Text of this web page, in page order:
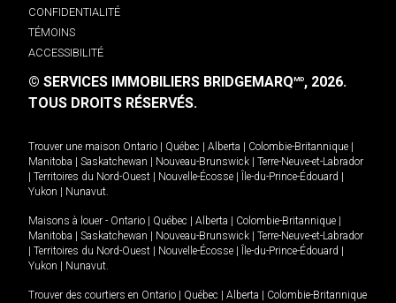
CONFIDENTIALITÉ
TÉMOINS
ACCESSIBILITÉ
© SERVICES IMMOBILIERS BRIDGEMARQMD, 2026.
TOUS DROITS RÉSERVÉS.
Trouver une maison Ontario Québec Alberta Colombie-Britannique
Manitoba
Saskatchewan Nouveau-Brunswick
Terre-Neuve-et-Labrador
Territoires du Nord-Ouest Nouvelle-Écosse Île-du-Prince-Édouard
Yukon
Nunavut.
Maisons à louer - Ontario Québec Alberta Colombie-Britannique
Manitoba
Saskatchewan Nouveau-Brunswick
Terre-Neuve-et-Labrador
Territoires du Nord-Ouest Nouvelle-Écosse Île-du-Prince-Édouard
Yukon
Nunavut.
Trouver des courtiers en Ontario Québec Alberta
Colombie-Britannique